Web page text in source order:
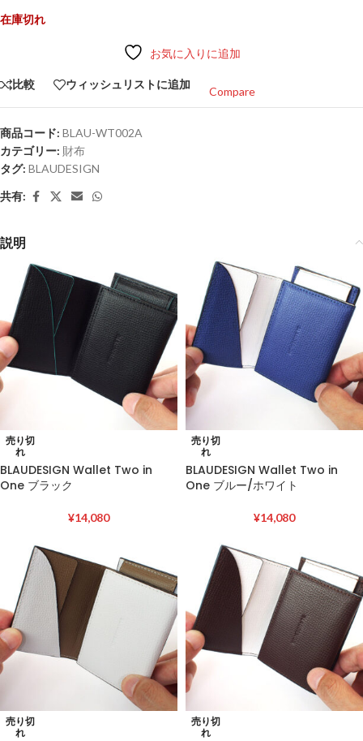
在庫切れ
お気に入りに追加
比較 ウィッシュリストに追加
Compare
商品コード: BLAU-WT002A
カテゴリー: 財布
タグ: BLAUDESIGN
共有:
説明
売り切
れ
BLAUDESIGN Wallet Two in
One ブラック
¥14,080
売り切
れ
BLAUDESIGN Wallet Two in
One ブルー/ホワイト
¥14,080
売り切
れ
売り切
れ